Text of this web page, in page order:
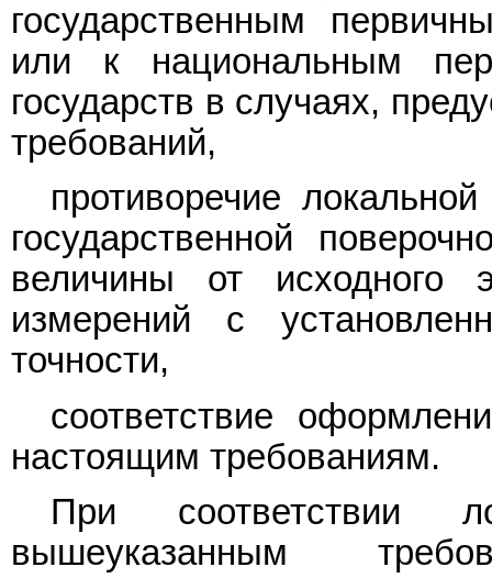
государственным
или к национальным
государств в случаях,
требований,
противоречие
государственной
величины от исходного
измерений с
точности,
соответствие
настоящим требованиям.
При соответствии
вышеуказанным